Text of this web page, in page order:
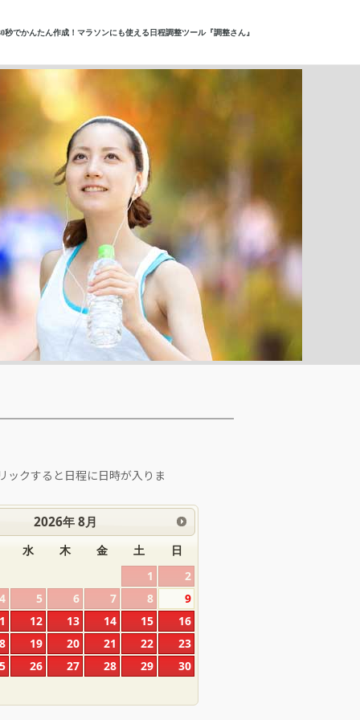
秒でかんたん作成！マラソンにも使える日程調整ツール『調整さん』
ックすると日程に日時が入りま
2026年8月
水 木 金 土
日
1
2
4
5 6 7 8
9
12 13 14 15
16
19 20 21 22
23
26 27 28 29 30